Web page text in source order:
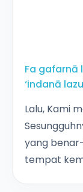
Fa gafarnā
‘indanā
Lalu, Kami
yang
tempat